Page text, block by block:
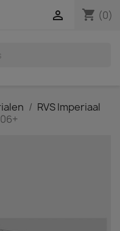
shopping_cart (0)

RVS Imperiaal